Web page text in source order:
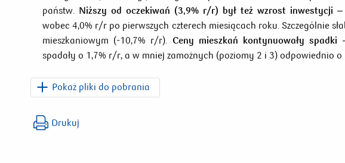
państw. Niższy od oczekiwań (3,9% r/r) był też wzrost inwestycji–
wobec 4,0% r/r po pierwszych czterech miesiącach roku. Szczególnie
mieszkaniowym (-10,7% r/r). Ceny mieszkań kontynuowały spadki
spadały o 1,7% r/r, a w mniej zamożnych (poziomy 2 i 3) odpowiednio
Pokaż pliki do pobrania
PKO_Dziennik_Ekonomiczny_2025_06_16.pdf
Drukuj